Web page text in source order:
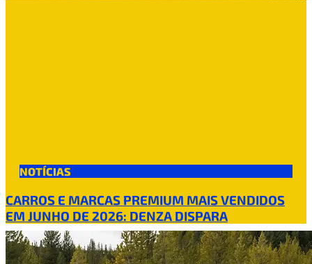
NOTÍCIAS
CARROS E MARCAS PREMIUM MAIS VENDIDOS
EM JUNHO DE 2026: DENZA DISPARA